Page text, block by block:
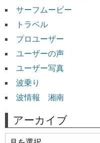
サーフムービー
トラベル
プロユーザー
ユーザーの声
ユーザー写真
波乗り
波情報 湘南
アーカイブ